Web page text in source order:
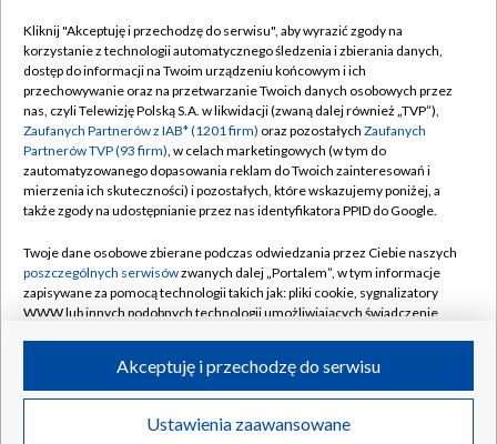
Transmisje Wideo
Abonament TVP
Sklep TVP
Biuro Reklamy
Oferta Handlowa
Telegazeta ogłoszenia
Rada Programowa
Ogłoszenia przetargowe
Akademia Telewizyjna
Informacje o nadawcy
Regulamin TVP
Polityka prywatności
Moje zgody
Biuro reklamy
Kontakt
Kanały
©2026 Telewizja Polska Spółka Akcyjna w likwidacji
Kliknij "Akceptuję i przechodzę do serwisu", aby wyrazić zgody na
korzystanie z technologii automatycznego śledzenia i zbierania danych,
dostęp do informacji na Twoim urządzeniu końcowym i ich
przechowywanie oraz na przetwarzanie Twoich danych osobowych przez
nas, czyli Telewizję Polską S.A. w likwidacji (zwaną dalej również „TVP”),
Zaufanych Partnerów z IAB* (1201 firm) oraz pozostałych Zaufanych
Partnerów TVP (93 firm), w celach marketingowych (w tym do
zautomatyzowanego dopasowania reklam do Twoich zainteresowań i
mierzenia ich skuteczności) i pozostałych, które wskazujemy poniżej, a
także zgody na udostępnianie przez nas identyfikatora PPID do Google.
Twoje dane osobowe zbierane podczas odwiedzania przez Ciebie naszych
poszczególnych serwisówzwanych dalej „Portalem”, w tym informacje
zapisywane za pomocą technologii takich jak: pliki cookie, sygnalizatory
WWW lub innych podobnych technologii umożliwiających świadczenie
ruchu w Internecie.
Twoje dane osobowe zbierane podczas odwiedzania przez Ciebie
poszczególnych serwisówna Portalu, takie jak adresy IP, identyfikatory
Ustawienia zaawansowane
Akceptuję i przechodzę do serwisu